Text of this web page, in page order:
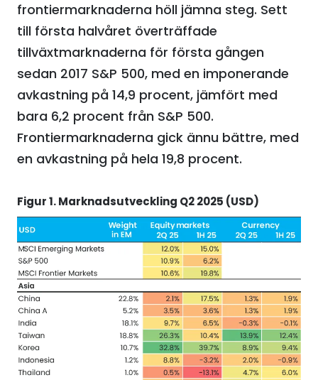
frontiermarknaderna höll jämna steg. Sett
till första halvåret överträffade
tillväxtmarknaderna för första gången
sedan 2017 S&P 500, med en imponerande
avkastning på 14,9 procent, jämfört med
bara 6,2 procent från S&P 500.
Frontiermarknaderna gick ännu bättre, med
en avkastning på hela 19,8 procent.
Figur 1. Marknadsutveckling Q2 2025 (USD)